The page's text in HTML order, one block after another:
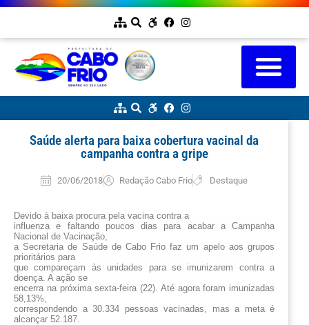
Saúde alerta para baixa cobertura vacinal da
campanha contra a gripe
20/06/2018 Redação Cabo Frio Destaque
Devido à baixa procura pela vacina contra a
influenza e faltando poucos dias para acabar a Campanha
Nacional de Vacinação,
a Secretaria de Saúde de Cabo Frio faz um apelo aos grupos
prioritários para
que compareçam às unidades para se imunizarem contra a
doença. A ação se
encerra na próxima sexta-feira (22). Até agora foram imunizadas
58,13%,
correspondendo a 30.334 pessoas vacinadas, mas a meta é
alcançar 52.187.